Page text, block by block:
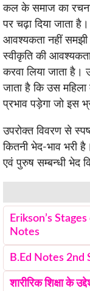
कल के समाज का
पर चढ़ा दिया जाता
आवश्यकता नहीं समझी
स्वीकृति की
करवा लिया जाता
जाता है कि उस महिला
प्रभाव पड़ेगा जो इस
उपरोक्त विवरण से
कितनी भेद-भाव भरी
एवं पुरुष सम्बन्धी भेद
Erikson’s
Notes
B.Ed Notes 2nd
शारीरिक शिक्षा के